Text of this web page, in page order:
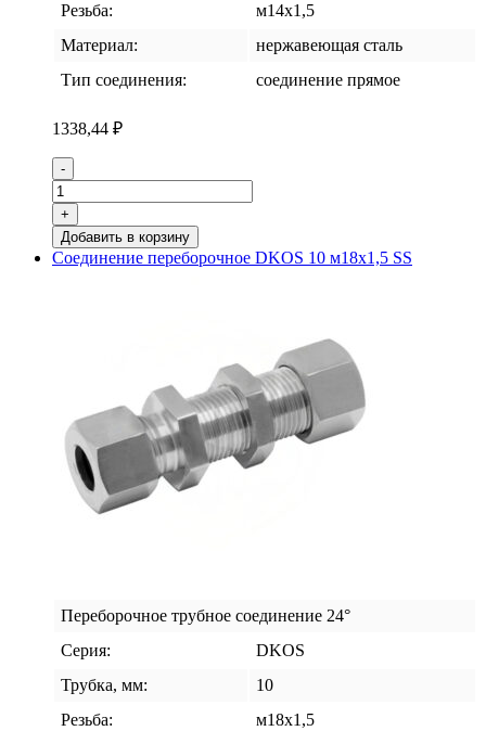
Резьба:
м14х1,5
Материал:
нержавеющая сталь
Тип соединения:
соединение прямое
1338,44 ₽
Количество
товара
Соединение
переборочное
DKOL
8
-
+
Добавить в корзину
Соединение переборочное DKOS 10 м18х1,5 SS
Переборочное трубное соединение 24°
Серия:
DKOS
Трубка, мм:
10
Резьба:
м18х1,5